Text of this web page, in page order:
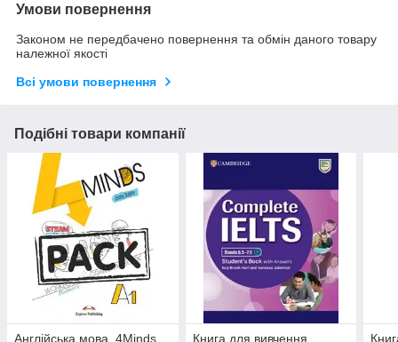
Умови повернення
Законом не передбачено повернення та обмін даного товару
належної якості
Всі умови повернення
Подібні товари компанії
Англійська мова. 4Minds Книга для вивчення